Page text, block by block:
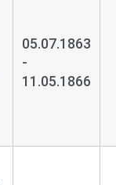
05.07.1863
-
11.05.1866